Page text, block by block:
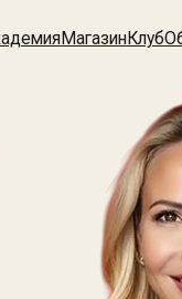
КлубОб Анне